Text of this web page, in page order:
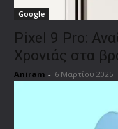
Google
Pixel 9 Pro:
Χρονιάς στα
Aniram - 6 Μαρτίου 2025